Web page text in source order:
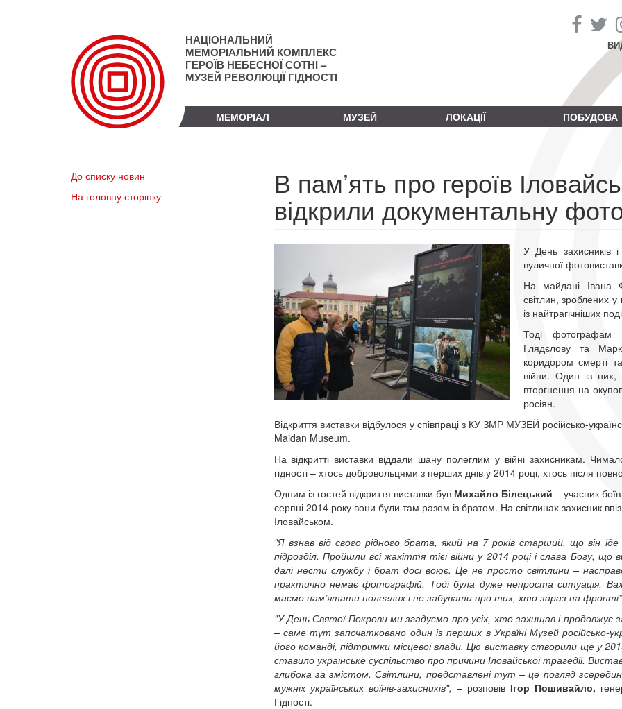
НАЦІОНАЛЬНИЙ
МЕМОРІАЛЬНИЙ КОМПЛЕКС
ГЕРОЇВ НЕБЕСНОЇ СОТНІ –
МУЗЕЙ РЕВОЛЮЦІЇ ГІДНОСТІ
МЕМОРІАЛ МУЗЕЙ ЛОКАЦІЇ ПОБУДОВА
До списку новин
На головну сторінку
В пам’ять про героїв
відкрили документальну
У День захисників
вуличної
На майдані Івана
світлин, зроблених
із найтрагічніших
Тоді фотографам
Глядєлову та
коридором смерті
війни. Один із
вторгнення на
росіян.
Відкриття виставки відбулося у співпраці з КУ ЗМР МУЗЕЙ російсько-
Maidan Museum.
На відкритті виставки віддали шану полеглим у війні захисникам.
гідності – хтось добровольцями з перших днів у 2014 році, хтось після
Одним із гостей відкриття виставки бувМихайло Білецький – учасник
серпні 2014 року вони були там разом із братом. На світлинах захисник
Іловайськом.
"Я взнав від свого рідного брата, який на 7 років старший, що він
підрозділ. Пройшли всі жахіття тієї війни у 2014 році і слава Богу,
далі нести службу і брат досі воює. Це не просто світлини –
практично немає фотографій. Тоді була дуже непроста ситуація.
маємо пам’ятати полеглих і не забувати про тих, хто зараз на
"У День Святої Покрови ми згадуємо про усіх, хто захищав і
– саме тут започатковано один із перших в Україні Музей російсько-
його команді, підтримки місцевої влади. Цю виставку створили ще у
ставило українське суспільство про причини Іловайської трагедії.
глибока за змістом. Світлини, представлені тут – це погляд
мужніх українських воїнів-захисників", – розповів Ігор Пошивайло,
Гідності.